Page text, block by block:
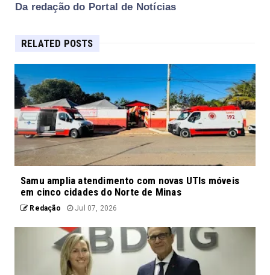
Da redação do Portal de Notícias
RELATED POSTS
Samu amplia atendimento com novas UTIs móveis
em cinco cidades do Norte de Minas
Redação Jul 07, 2026